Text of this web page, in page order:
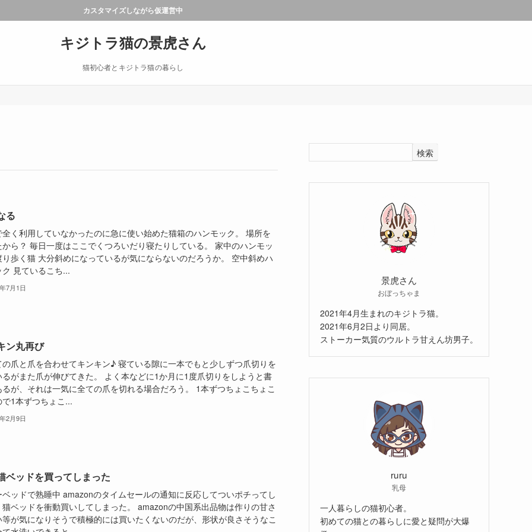
カスタマイズしながら仮運営中
キジトラ猫の景虎さん
猫初心者とキジトラ猫の暮らし
る
く利用していなかったのに急に使い始めた猫箱のハンモック。 場所を
ら？ 毎日一度はここでくつろいだり寝たりしている。 家中のハンモッ
歩く猫 大分斜めになっているが気にならないのだろうか。 空中斜めハ
見ているこち...
7月1日
ン丸再び
爪と爪を合わせてキンキン♪ 寝ている隙に一本でもと少しずつ爪切りを
がまた爪が伸びてきた。 よく本などに1か月に1度爪切りをしようと書
が、それは一気に全ての爪を切れる場合だろう。 1本ずつちょこちょこ
1本ずつちょこ...
2月9日
ベッドを買ってしまった
ッドで熟睡中 amazonのタイムセールの通知に反応してついポチってし
ベッドを衝動買いしてしまった。 amazonの中国系出品物は作りの甘さ
が気になりそうで積極的には買いたくないのだが、形状が良さそうなこ
検索
景虎さん
おぼっちゃま
2021年4月生まれのキジトラ猫。
2021年6月2日より同居。
ストーカー気質のウルトラ甘えん坊男子。
ruru
乳母
一人暮らしの猫初心者。
初めての猫との暮らしに愛と疑問が大爆